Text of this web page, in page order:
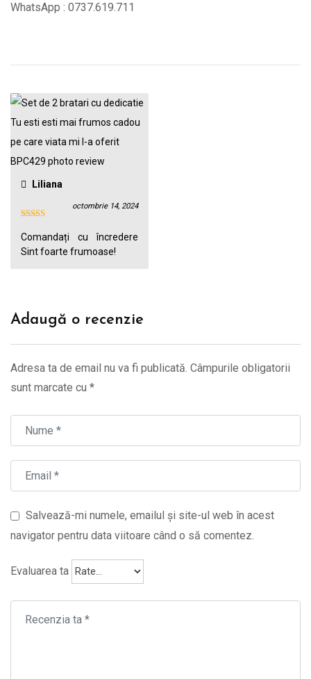
WhatsApp : 0737.619.711
Liliana
octombrie 14, 2024
Comandați cu încredere
Sint foarte frumoase!
Adaugă o recenzie
Adresa ta de email nu va fi publicată. Câmpurile obligatorii
sunt marcate cu *
Salvează-mi numele, emailul și site-ul web în acest
navigator pentru data viitoare când o să comentez.
Evaluarea ta